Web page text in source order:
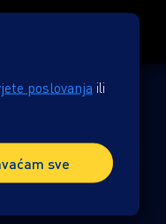
poslovanja ili
sve